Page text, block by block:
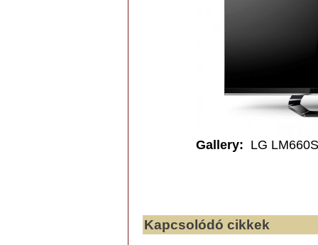
Gallery: LG LM660S
Kapcsolódó cikkek